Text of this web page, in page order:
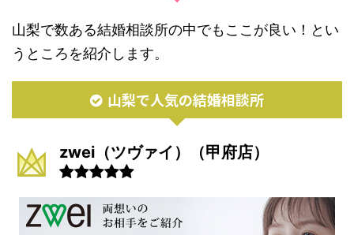
山梨で数ある結婚相談所の中でもここが良い！とい
うところを紹介します。
山梨で人気の結婚相談所
zwei（ツヴァイ）（甲府店）